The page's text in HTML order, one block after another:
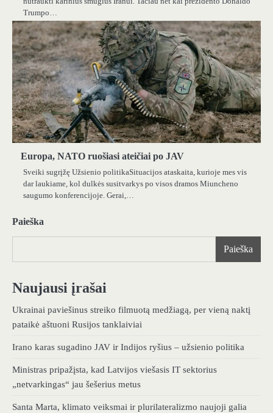
Trumpo…
Europa, NATO ruošiasi ateičiai po JAV
Sveiki sugrįžę Užsienio politikaSituacijos ataskaita, kurioje mes vis
dar laukiame, kol dulkės susitvarkys po visos dramos Miuncheno
saugumo konferencijoje. Gerai,…
Paieška
Paieška
Naujausi įrašai
Ukrainai paviešinus streiko filmuotą medžiagą, per vieną naktį
pataikė aštuoni Rusijos tanklaiviai
Irano karas sugadino JAV ir Indijos ryšius – užsienio politika
Ministras pripažįsta, kad Latvijos viešasis IT sektorius
„netvarkingas“ jau šešerius metus
Santa Marta, klimato veiksmai ir plurilateralizmo naujoji galia